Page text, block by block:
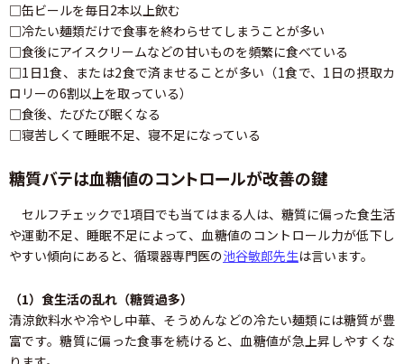
□缶ビールを毎日2本以上飲む
□冷たい麺類だけで食事を終わらせてしまうことが多い
□食後にアイスクリームなどの甘いものを頻繁に食べている
□1日1食、または2食で済ませることが多い（1食で、1日の摂取カ
ロリーの6割以上を取っている）
□食後、たびたび眠くなる
□寝苦しくて睡眠不足、寝不足になっている
糖質バテは血糖値のコントロールが改善の鍵
セルフチェックで1項目でも当てはまる人は、糖質に偏った食生活
や運動不足、睡眠不足によって、血糖値のコントロール力が低下し
やすい傾向にあると、循環器専門医の池谷敏郎先生は言います。
（1）食生活の乱れ（糖質過多）
清涼飲料水や冷やし中華、そうめんなどの冷たい麺類には糖質が豊
富です。糖質に偏った食事を続けると、血糖値が急上昇しやすくな